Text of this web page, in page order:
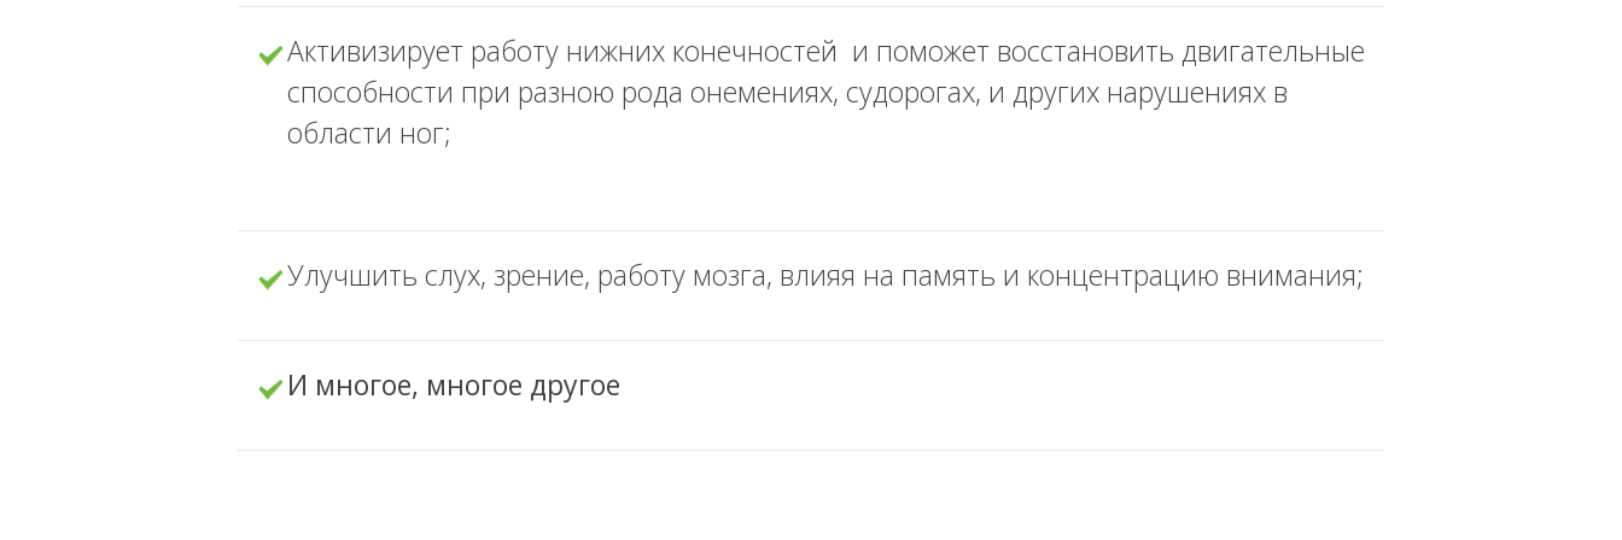
Активизирует работу нижних конечностей и поможет восстановить двигательные
способности при разною рода онемениях, судорогах, и других нарушениях в
области ног;
Улучшить слух, зрение, работу мозга, влияя на память и концентрацию внимания;
И многое, многое другое